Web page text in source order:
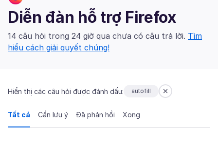
Diễn đàn hỗ trợ Firefox
14 câu hỏi trong 24 giờ qua chưa có câu trả lời. Tìm
hiểu cách giải quyết chúng!
Hiển thị các câu hỏi được đánh dấu: autofill
Tất cả Cần lưu ý Đã phản hồi Xong